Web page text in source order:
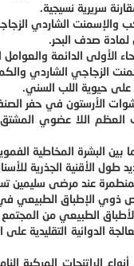
سريرية نسيجية.
والإسمنت الشاردي
لمادة صدف البحر.
الأولى الدائمة
الزجاجي الشاردي
على حيوية اللب السني.
الأرستون في حفر الصنف
العظم اللا عضوي
بين البشرة المخاطية
الأقنية الجذرية للأسنان
المنطمرة عند مرضى
الإطباق الطبيعي في
الطبيعي من المجتمع
الدوائية التقليدية
الراتنجات المركبة